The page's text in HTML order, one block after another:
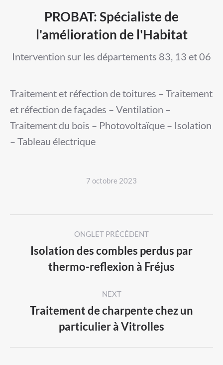
PROBAT: Spécialiste de
l'amélioration de l'Habitat
Intervention sur les départements 83, 13 et 06
Traitement et réfection de toitures – Traitement
et réfection de façades – Ventilation –
Traitement du bois – Photovoltaïque – Isolation
– Tableau électrique
7 octobre 2023
navigation
ONGLET PRÉCÉDENT
Previous
post:
Isolation des combles perdus par
thermo-reflexion à Fréjus
NEXT
Next
post:
Traitement de charpente chez un
particulier à Vitrolles